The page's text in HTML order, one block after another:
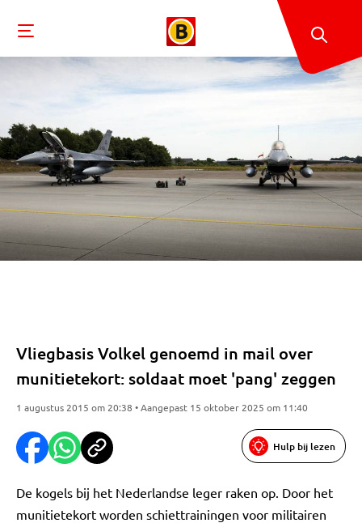
Vliegbasis Volkel genoemd in mail over
munitietekort: soldaat moet 'pang' zeggen
1 augustus 2015 om 20:38 • Aangepast 15 oktober 2025 om 11:40
Hulp bij lezen
De kogels bij het Nederlandse leger raken op. Door het
munitietekort worden schiettrainingen voor militairen